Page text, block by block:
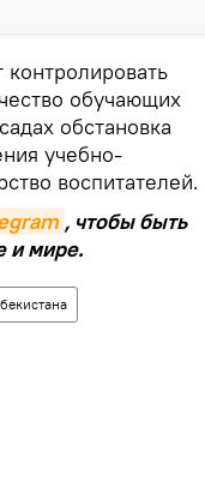
обучающих
обстановка
учебно-
воспитателей.
, чтобы быть
и мире.